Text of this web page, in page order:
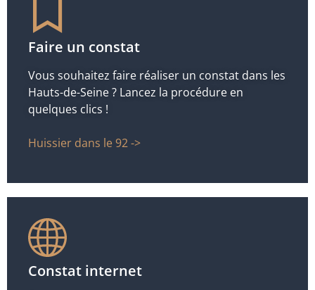
Faire un constat
Vous souhaitez faire réaliser un constat dans les
Hauts-de-Seine ? Lancez la procédure en
quelques clics !
Huissier dans le 92 ->
Constat internet